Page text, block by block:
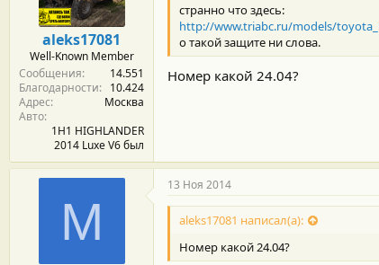
aleks17081
Well-Known Member
Сообщения
14.551
Благодарности
10.424
Адрес
Москва
Авто
1H1 HIGHLANDER
2014 Luxe V6 был
странно что здесь:
http://www.triabc.ru/models/
о такой защите ни слова.
Номер какой 24.04?
M
13 Ноя 2014
aleks17081 написал(а):
Номер какой 24.04?